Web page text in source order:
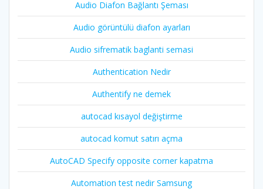
Audio Diafon Bağlantı Şeması
Audio görüntülü diafon ayarları
Audio sifrematik baglanti semasi
Authentication Nedir
Authentify ne demek
autocad kısayol değiştirme
autocad komut satırı açma
AutoCAD Specify opposite corner kapatma
Automation test nedir Samsung